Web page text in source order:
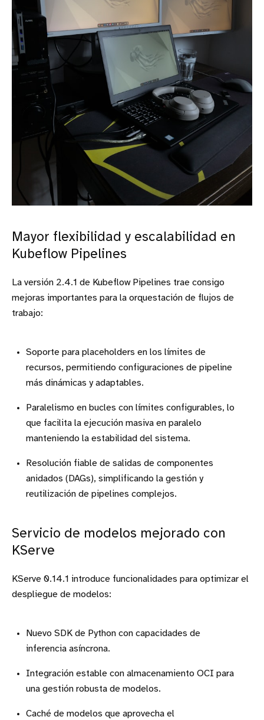
Mayor flexibilidad y escalabilidad en
Kubeflow Pipelines
La versión 2.4.1 de Kubeflow Pipelines trae consigo
mejoras importantes para la orquestación de flujos de
trabajo:
Soporte para placeholders en los límites de
recursos, permitiendo configuraciones de pipeline
más dinámicas y adaptables.
Paralelismo en bucles con límites configurables, lo
que facilita la ejecución masiva en paralelo
manteniendo la estabilidad del sistema.
Resolución fiable de salidas de componentes
anidados (DAGs), simplificando la gestión y
reutilización de pipelines complejos.
Servicio de modelos mejorado con
KServe
KServe 0.14.1 introduce funcionalidades para optimizar el
despliegue de modelos:
Nuevo SDK de Python con capacidades de
inferencia asíncrona.
Integración estable con almacenamiento OCI para
una gestión robusta de modelos.
Caché de modelos que aprovecha el